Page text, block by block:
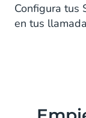
Configura tus
en tus